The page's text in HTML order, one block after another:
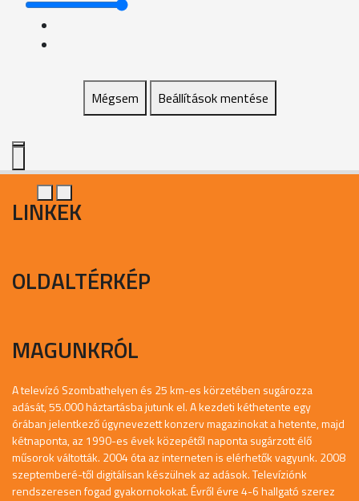
Mégsem Beállítások mentése
LINKEK
OLDALTÉRKÉP
MAGUNKRÓL
A televízó Szombathelyen és 25 km-es körzetében sugározza
adását, 55.000 háztartásba jutunk el. A kezdeti kéthetente egy
órában jelentkező úgynevezett konzerv magazinokat a hetente, majd
kétnaponta, az 1990-es évek közepétől naponta sugárzott élő
műsorok váltották. 2004 óta az interneten is elérhetők vagyunk. 2008
szeptemberé-től digitálisan készülnek az adások. Televíziónk
rendszeresen fogad gyakornokokat. Évről évre 4-6 hallgató szerez